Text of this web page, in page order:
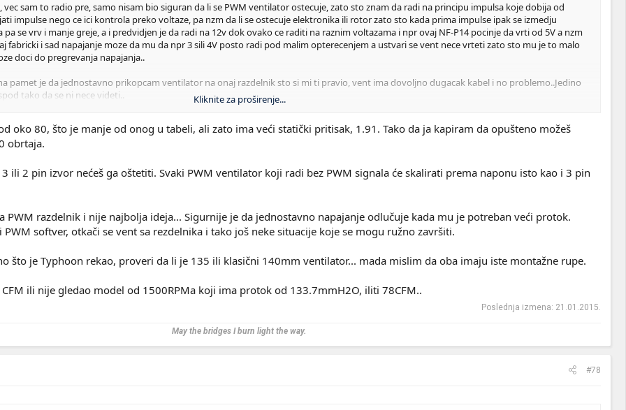
vec sam to radio pre, samo nisam bio siguran da li se PWM ventilator ostecuje, zato sto znam da radi na principu impulsa koje dobija od
impulse nego ce ici kontrola preko voltaze, pa nzm da li se ostecuje elektronika ili rotor zato sto kada prima impulse ipak se izmedju
pa se vrv i manje greje, a i predvidjen je da radi na 12v dok ovako ce raditi na raznim voltazama i npr ovaj NF-P14 pocinje da vrti od 5V a nzm
fabricki i sad napajanje moze da mu da npr 3 sili 4V posto radi pod malim opterecenjem a ustvari se vent nece vrteti zato sto mu je to malo
doci do pregrevanja napajanja..
pamet je da jednostavno prikopcam ventilator na onaj razdelnik sto si mi ti pravio, vent ima dovoljno dugacak kabel i no problemo..Jedino
tako da se ni nece videti..
kao i stock fan, samo sto ce kontrola ici preko CPU-a ali kada se cpu greje znaci da vuce vise struje tako da se napajanje opterecuje i u tom
graficka bude opterecena a cpu ne, ima takvih igrica gde se cpu slabo koristi pa se onda ne bi toliko grejao i ventilatori ne bi povecali RPM a
pa to moze biti problem..
cini bolje i tako cu uraditi.
NF-P14 ili cu morati iPPC od 140..?
Kliknite za proširenje...
oko 80, što je manje od onog u tabeli, ali zato ima veći statički pritisak, 1.91. Tako da ja kapiram da opušteno možeš
obrtaja.
ili 2 pin izvor nećeš ga oštetiti. Svaki PWM ventilator koji radi bez PWM signala će skalirati prema naponu isto kao i 3 pin
PWM razdelnik i nije najbolja ideja... Sigurnije je da jednostavno napajanje odlučuje kada mu je potreban veći protok.
softver, otkači se vent sa rezdelnika i tako još neke situacije koje se mogu ružno završiti.
što je Typhoon rekao, proveri da li je 135 ili klasični 140mm ventilator... mada mislim da oba imaju iste montažne rupe.
ili nije gledao model od 1500RPMa koji ima protok od 133.7mmH2O, iliti 78CFM..
Poslednja izmena: 21.01.2015.
May the bridges I burn light the way.
#78